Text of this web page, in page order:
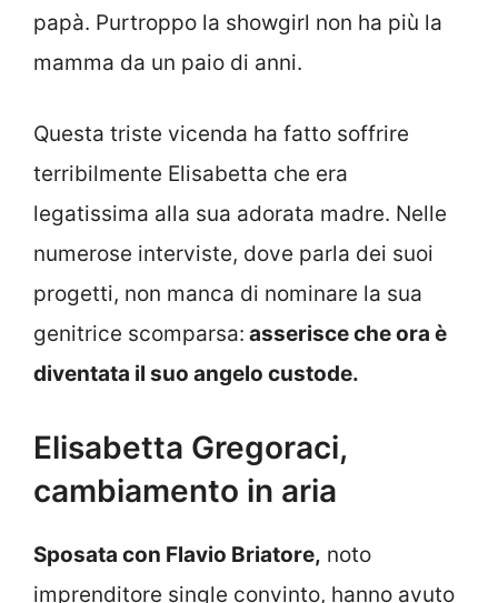
papà. Purtroppo la showgirl non ha più la
mamma da un paio di anni.
Questa triste vicenda ha fatto soffrire
terribilmente Elisabetta che era
legatissima alla sua adorata madre. Nelle
numerose interviste, dove parla dei suoi
progetti, non manca di nominare la sua
genitrice scomparsa: asserisce che ora è
diventata il suo angelo custode.
Elisabetta Gregoraci,
cambiamento in aria
Sposata con Flavio Briatore, noto
imprenditore single convinto, hanno avuto